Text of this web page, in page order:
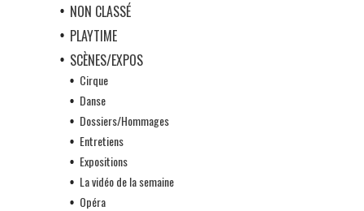
NON CLASSÉ
PLAYTIME
SCÈNES/EXPOS
Cirque
Danse
Dossiers/Hommages
Entretiens
Expositions
La vidéo de la semaine
Opéra